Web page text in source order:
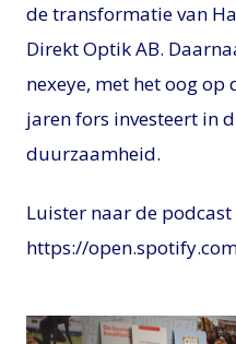
de transformatie van
Direkt Optik AB.
nexeye, met het oog
jaren fors investeert in
duurzaamheid.
Luister naar de
https://